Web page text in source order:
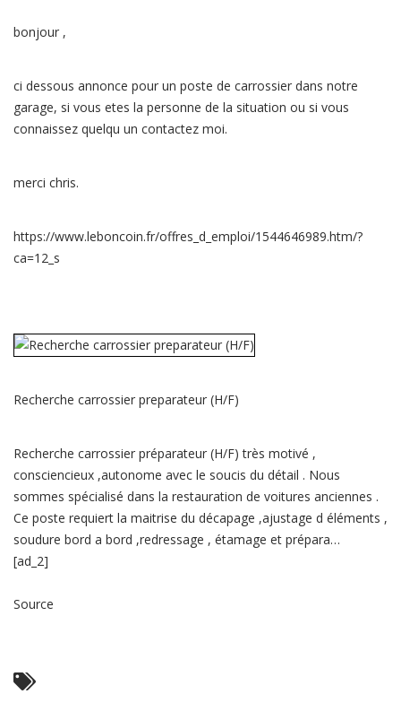
bonjour ,
ci dessous annonce pour un poste de carrossier dans notre
garage, si vous etes la personne de la situation ou si vous
connaissez quelqu un contactez moi.
merci chris.
https://www.leboncoin.fr/offres_d_emploi/1544646989.htm/?
ca=12_s
Recherche carrossier preparateur (H/F)
Recherche carrossier préparateur (H/F) très motivé ,
consciencieux ,autonome avec le soucis du détail . Nous
sommes spécialisé dans la restauration de voitures anciennes .
Ce poste requiert la maitrise du décapage ,ajustage d éléments ,
soudure bord a bord ,redressage , étamage et prépara…
[ad_2]
Source